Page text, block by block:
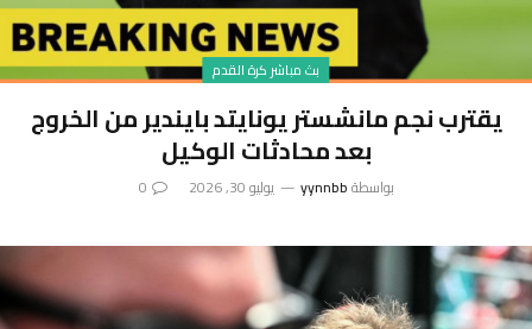
بث مباشر كرة القدم
يقترب نجم مانشستر يونايتد بايندير من الخروج
بعد محادثات الوكيل
بواسطةyynnbb يوليو 30, 2026 0